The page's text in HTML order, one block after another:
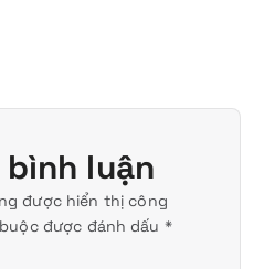
luận
được hiển thị công
được đánh dấu *